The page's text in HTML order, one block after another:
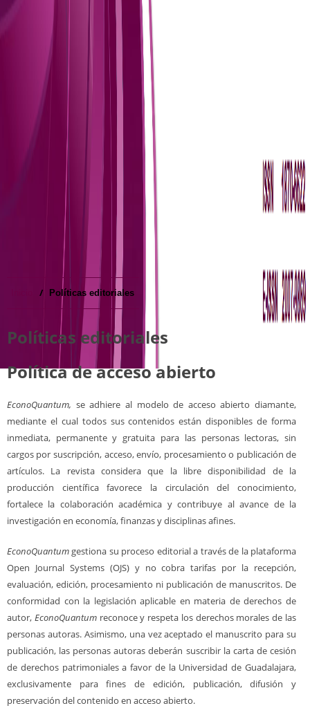
/ Políticas editoriales
Políticas editoriales
Política de acceso abierto
EconoQuantum, se adhiere al modelo de acceso abierto diamante,
mediante el cual todos sus contenidos están disponibles de forma
inmediata, permanente y gratuita para las personas lectoras, sin
cargos por suscripción, acceso, envío, procesamiento o publicación de
artículos. La revista considera que la libre disponibilidad de la
producción científica favorece la circulación del conocimiento,
fortalece la colaboración académica y contribuye al avance de la
investigación en economía, finanzas y disciplinas afines.
EconoQuantumgestiona su proceso editorial a través de la plataforma
Open Journal Systems (OJS) y no cobra tarifas por la recepción,
evaluación, edición, procesamiento ni publicación de manuscritos. De
conformidad con la legislación aplicable en materia de derechos de
autor, EconoQuantumreconoce y respeta los derechos morales de las
personas autoras. Asimismo, una vez aceptado el manuscrito para su
publicación, las personas autoras deberán suscribir la carta de cesión
de derechos patrimoniales a favor de la Universidad de Guadalajara,
exclusivamente para fines de edición, publicación, difusión y
preservación del contenido en acceso abierto.